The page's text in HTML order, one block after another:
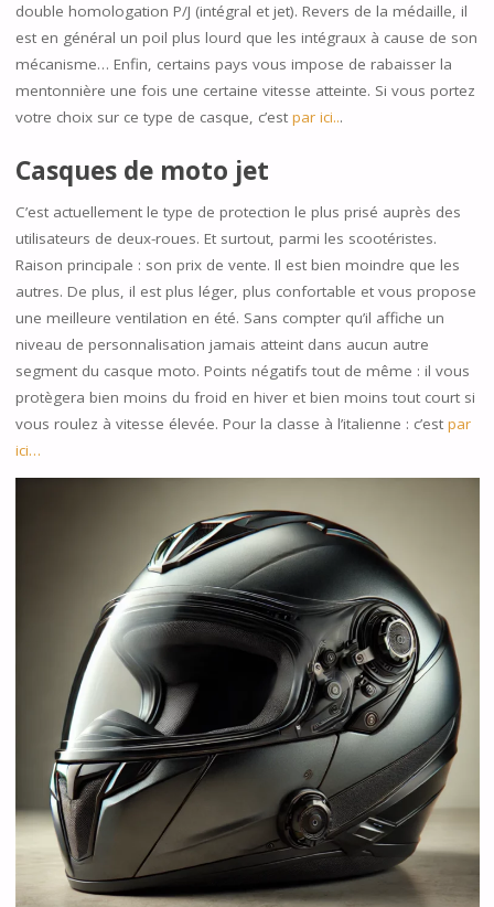
double homologation P/J (intégral et jet). Revers de la médaille, il
est en général un poil plus lourd que les intégraux à cause de son
mécanisme… Enfin, certains pays vous impose de rabaisser la
mentonnière une fois une certaine vitesse atteinte. Si vous portez
votre choix sur ce type de casque, c’est par ici...
Casques de moto jet
C’est actuellement le type de protection le plus prisé auprès des
utilisateurs de deux-roues. Et surtout, parmi les scootéristes.
Raison principale : son prix de vente. Il est bien moindre que les
autres. De plus, il est plus léger, plus confortable et vous propose
une meilleure ventilation en été. Sans compter qu’il affiche un
niveau de personnalisation jamais atteint dans aucun autre
segment du casque moto. Points négatifs tout de même : il vous
protègera bien moins du froid en hiver et bien moins tout court si
vous roulez à vitesse élevée. Pour la classe à l’italienne : c’est par
ici…